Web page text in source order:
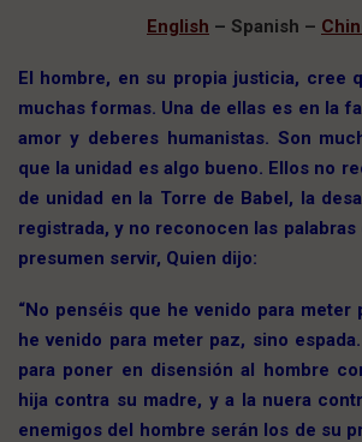
English – Spanish –
El hombre, en su propia justicia, cree
muchas formas. Una de ellas es en la
amor y deberes humanistas. Son
que la unidad es algo bueno. Ellos no
de unidad en la Torre de Babel, la
registrada, y no reconocen las
presumen servir, Quien dijo:
“No penséis que he venido para meter
he venido para meter paz, sino
para poner en disensión al hombre
hija contra su madre, y a la nuera
enemigos del hombre serán los de su